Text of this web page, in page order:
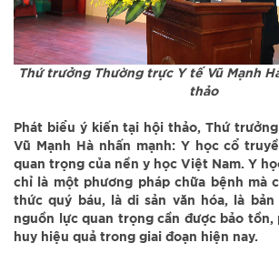
Thứ trưởng Thường trực Y tế Vũ Mạnh
thảo
Phát biểu ý kiến tại hội thảo, Thứ
Vũ Mạnh Hà nhấn mạnh: Y học cổ
quan trọng của nền y học Việt Nam. Y
chỉ là một phương pháp chữa bệnh mà
thức quý báu, là di sản văn hóa, là
nguồn lực quan trọng cần được bảo
huy hiệu quả trong giai đoạn hiện nay.